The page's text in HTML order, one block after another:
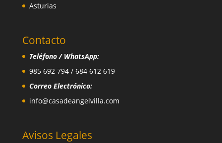
Asturias
Contacto
Teléfono / WhatsApp:
985 692 794 / 684 612 619
Correo Electrónico:
info@casadeangelvilla.com
Avisos Legales